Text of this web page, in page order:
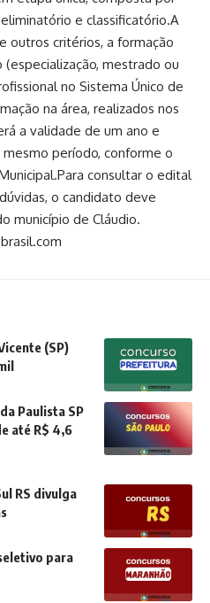
e classificatório.A
outros critérios, a formação
mestrado ou
no Sistema Único de
na área, realizados nos
a validade de um ano e
período, conforme o
consultar o edital
o candidato deve
município de Cláudio.
(SP)
Paulista SP
até R$ 4,6
RS divulga
para